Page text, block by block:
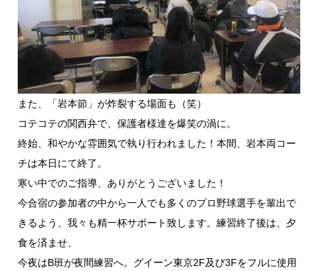
また、「岩本節」が炸裂する場面も（笑）
コテコテの関西弁で、保護者様達を爆笑の渦に。
終始、和やかな雰囲気で執り行われました！本間、岩本両コー
チは本日にて終了。
寒い中でのご指導、ありがとうございました！
今合宿の参加者の中から一人でも多くのプロ野球選手を輩出で
きるよう、我々も精一杯サポート致します。練習終了後は、夕
食を済ませ、
今夜はB班が夜間練習へ。グイーン東京2F及び3Fをフルに使用